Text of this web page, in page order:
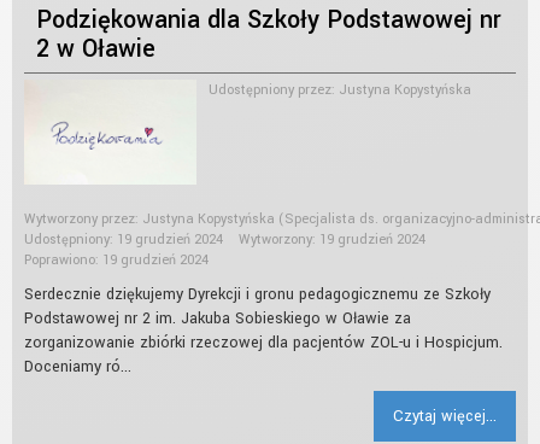
Podziękowania dla Szkoły Podstawowej nr
2 w Oławie
Udostępniony przez: Justyna Kopystyńska
Wytworzony przez: Justyna Kopystyńska (Specjalista ds. organizacyjno-
Udostępniony: 19 grudzień 2024
Wytworzony: 19 grudzień 2024
Poprawiono: 19 grudzień 2024
Serdecznie dziękujemy Dyrekcji i gronu pedagogicznemu ze Szkoły
Podstawowej nr 2 im. Jakuba Sobieskiego w Oławie za
zorganizowanie zbiórki rzeczowej dla pacjentów ZOL-u i Hospicjum.
Doceniamy ró...
Czytaj więcej...